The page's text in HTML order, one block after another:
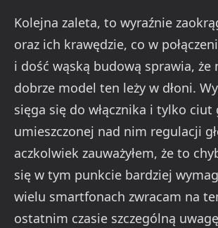
Kolejna zaleta, to wyraźnie
oraz ich krawędzie, co w
i dość wąską budową sprawia, że
dobrze model ten leży w dłoni.
sięga się do włącznika i tylko ciut
umieszczonej nad nim regulacji
aczkolwiek zauważyłem, że to
się w tym punkcie bardziej
wielu smartfonach zwracam na
ostatnim czasie szczególną